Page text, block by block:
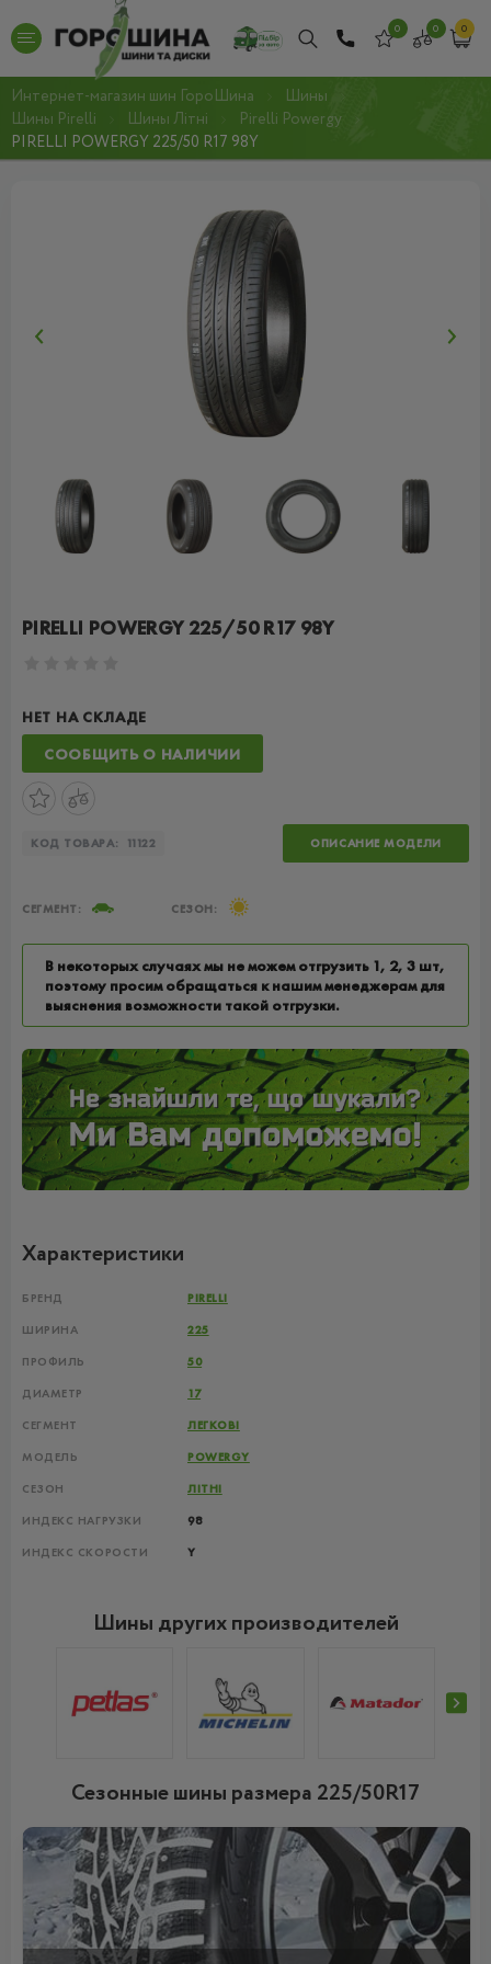
0 0 0
Интернет-магазин шин ГороШина
Шины
Шины Pirelli
Шины Літні
Pirelli Powergy
PIRELLI POWERGY 225/50 R17 98Y
PIRELLI POWERGY 225/50 R17 98Y
НЕТ НА СКЛАДЕ
СООБЩИТЬ О НАЛИЧИИ
КОД ТОВАРА: 11122 ОПИСАНИЕ МОДЕЛИ
СЕГМЕНТ: СЕЗОН:
В некоторых случаях мы не можем отгрузить 1, 2, 3 шт,
поэтому просим обращаться к нашим менеджерам для
выяснения возможности такой отгрузки.
Характеристики
БРЕНД PIRELLI
ШИРИНА 225
ПРОФИЛЬ 50
ДИАМЕТР 17
СЕГМЕНТ ЛЕГКОВІ
МОДЕЛЬ POWERGY
СЕЗОН ЛІТНІ
ИНДЕКС НАГРУЗКИ 98
ИНДЕКС СКОРОСТИ Y
Шины других производителей
Сезонные шины размера 225/50R17